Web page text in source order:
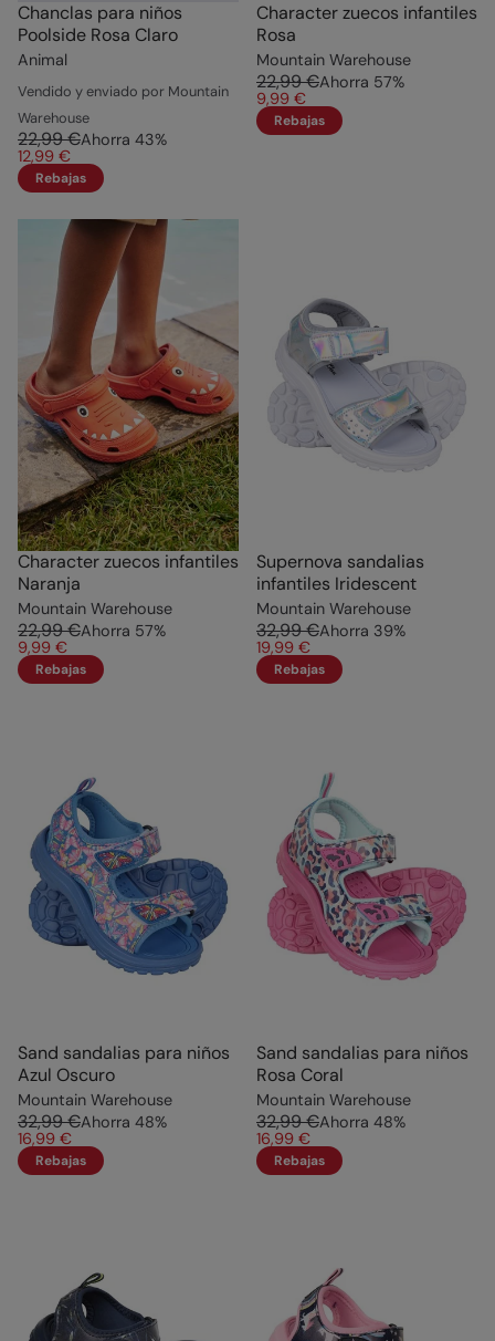
Chanclas para niños
Poolside Rosa Claro
Animal
Vendido y enviado por Mountain
Warehouse
22,99 €Ahorra 43%
12,99 €
Rebajas
Character zuecos infantiles
Rosa
Mountain Warehouse
22,99 €Ahorra 57%
9,99 €
Rebajas
Character zuecos infantiles
Naranja
Mountain Warehouse
22,99 €Ahorra 57%
9,99 €
Rebajas
Supernova sandalias
infantiles Iridescent
Mountain Warehouse
32,99 €Ahorra 39%
19,99 €
Rebajas
Sand sandalias para niños
Azul Oscuro
Mountain Warehouse
32,99 €Ahorra 48%
16,99 €
Rebajas
Sand sandalias para niños
Rosa Coral
Mountain Warehouse
32,99 €Ahorra 48%
16,99 €
Rebajas